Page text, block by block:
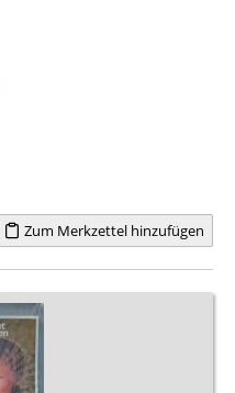
Zum Merkzettel hinzufügen